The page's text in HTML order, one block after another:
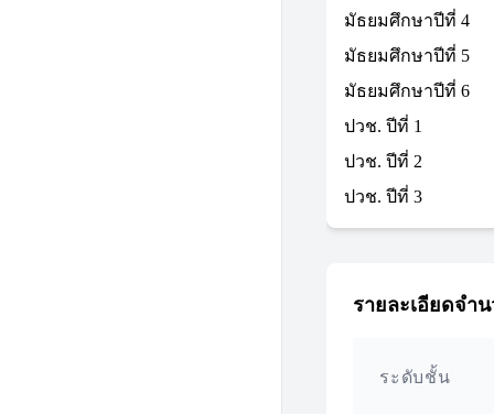
มัธยมศึกษาปีที่ 4
มัธยมศึกษาปีที่ 5
มัธยมศึกษาปีที่ 6
ปวช. ปีที่ 1
ปวช. ปีที่ 2
ปวช. ปีที่ 3
รายละเอียดจำ
ระดับชั้น